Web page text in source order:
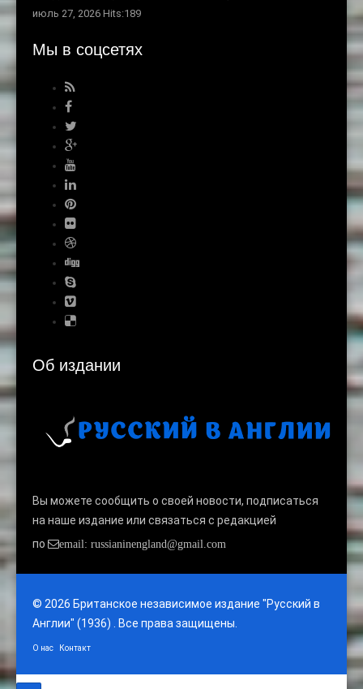
июль 27, 2026 Hits:189
Мы в соцсетях
Об издании
Вы можете сообщить о своей новости, подписаться
на наше издание или связаться с редакцией
по
email: russianinengland@gmail.com
© 2026 Британское независимое издание "Русский в
Англии" (1936) . Все права защищены.
О нас Контакт